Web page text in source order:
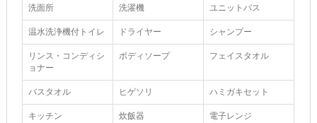
洗面所 洗濯機 ユニットバス
温水洗浄機付トイレ ドライヤー シャンプー
リンス・コンディシ
ョナー
ボディソープ フェイスタオル
バスタオル ヒゲソリ ハミガキセット
キッチン 炊飯器 電子レンジ